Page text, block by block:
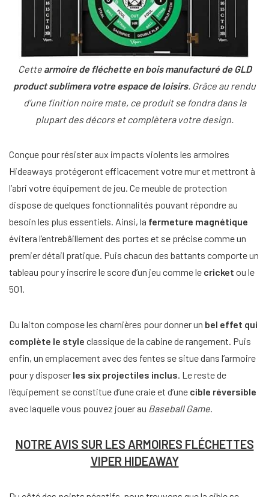
Cette armoire de fléchette en bois manufacturé de GLD
product sublimera votre espace de loisirs. Grâce au rendu
d’une finition noire mate, ce produit se fondra dans la
plupart des décors et complètera votre design.
Conçue pour résister aux impacts violents les armoires
Hideaways protégeront efficacement votre mur et mettront à
l’abri votre équipement de jeu. Ce meuble de protection
dispose de quelques fonctionnalités pouvant répondre au
besoin les plus essentiels. Ainsi, la fermeture magnétique
évitera l’entrebâillement des portes et se précise comme un
premier détail pratique. Puis chacun des battants comporte un
tableau pour y inscrire le score d’un jeu comme le cricket ou le
501.
Du laiton compose les charnières pour donner un bel effet qui
complète le style classique de la cabine de rangement. Puis
enfin, un emplacement avec des fentes se situe dans l’armoire
pour y disposer les six projectiles inclus. Le reste de
l’équipement se constitue d’une craie et d’une cible réversible
avec laquelle vous pouvez jouer au Baseball Game.
NOTRE AVIS SUR LES ARMOIRES FLÉCHETTES
VIPER HIDEAWAY